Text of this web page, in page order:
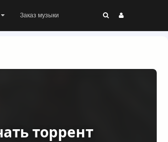
Заказ музыки
торрент